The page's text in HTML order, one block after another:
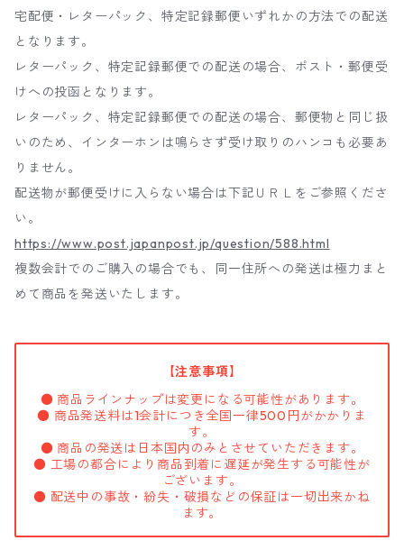
宅配便・レターパック、特定記録郵便いずれかの方法での配送
となります。
レターパック、特定記録郵便での配送の場合、ポスト・郵便受
けへの投函となります。
レターパック、特定記録郵便での配送の場合、郵便物と同じ扱
いのため、インターホンは鳴らさず受け取りのハンコも必要あ
りません。
配送物が郵便受けに入らない場合は下記ＵＲＬをご参照くださ
い。
https://www.post.japanpost.jp/question/588.html
複数会計でのご購入の場合でも、同一住所への発送は極力まと
めて商品を発送いたします。
【注意事項】
● 商品ラインナップは変更になる可能性があります。
● 商品発送料は1会計につき全国一律500円がかかりま
す。
● 商品の発送は日本国内のみとさせていただきます。
● 工場の都合により商品到着に遅延が発生する可能性が
ございます。
● 配送中の事故・紛失・破損などの保証は一切出来かね
ます。